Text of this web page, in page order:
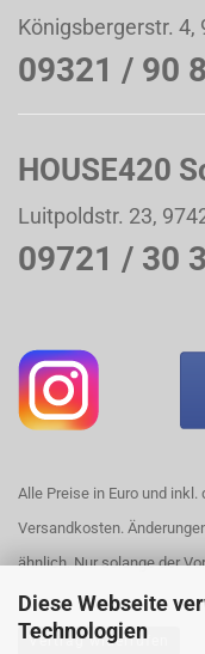
Diese Webseite
Technologien
Königsbergerstr. 4,
09321 / 90
HOUSE420
Luitpoldstr. 23,
09721 / 30
Alle Preise in Euro und
Versandkosten.
ähnlich. Nur solange der
Vertrag widerrufen